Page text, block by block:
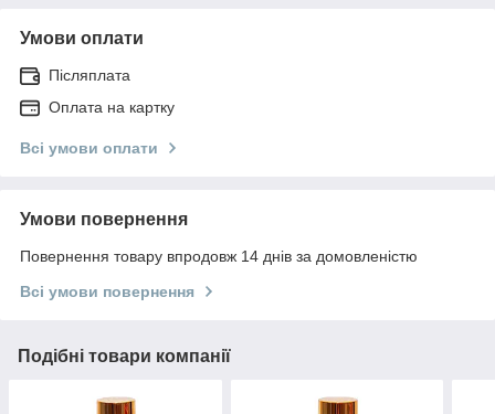
Умови оплати
Післяплата
Оплата на картку
Всі умови оплати
Умови повернення
Повернення товару впродовж 14 днів за домовленістю
Всі умови повернення
Подібні товари компанії